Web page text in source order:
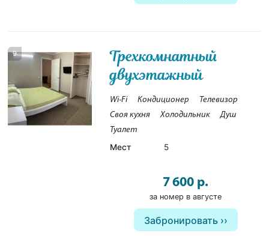
9
Трехкомнатный
двухэтажный
Wi-Fi Кондиционер
Телевизор
Своя кухня
Холодильник
Душ
Туалет
Мест 5
7 600 р.
за номер в августе
Забронировать